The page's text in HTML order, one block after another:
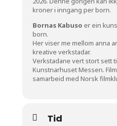
kroner i inngang per born.
Bornas Kabuso er ein
born.
Her viser me mellom anna
kreative verkstadar.
Verkstadane vert stort sett
Kunstnarhuset Messen.
samarbeid med Norsk
Tid